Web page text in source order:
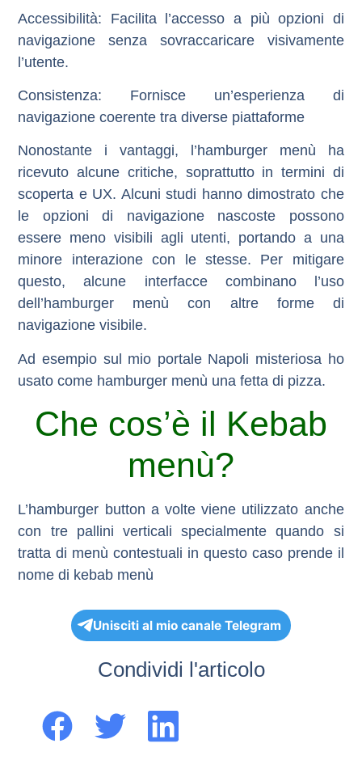
Accessibilità: Facilita l’accesso a più opzioni di
navigazione senza sovraccaricare visivamente
l’utente.
Consistenza: Fornisce un’esperienza di
navigazione coerente tra diverse piattaforme
Nonostante i vantaggi, l’hamburger menù ha
ricevuto alcune critiche, soprattutto in termini di
scoperta e UX. Alcuni studi hanno dimostrato che
le opzioni di navigazione nascoste possono
essere meno visibili agli utenti, portando a una
minore interazione con le stesse. Per mitigare
questo, alcune interfacce combinano l’uso
dell’hamburger menù con altre forme di
navigazione visibile.
Ad esempio sul mio portale Napoli misteriosa ho
usato come hamburger menù una fetta di pizza.
Che cos’è il Kebab
menù?
L’hamburger button a volte viene utilizzato anche
con tre pallini verticali specialmente quando si
tratta di menù contestuali in questo caso prende il
nome di kebab menù
Unisciti al mio canale Telegram
Condividi l'articolo